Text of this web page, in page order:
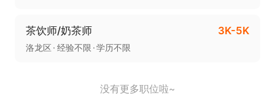
茶饮师/奶茶师 3K-5K
洛龙区 经验不限 学历不限
没有更多职位啦~